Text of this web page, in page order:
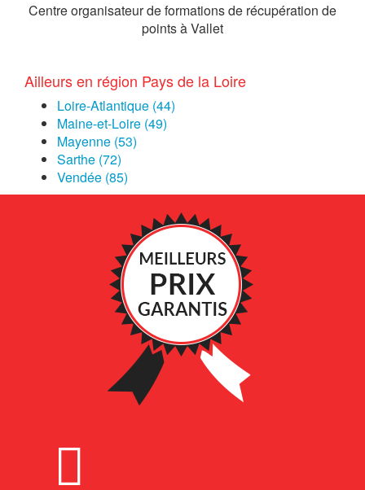
Centre organisateur de formations de récupération de
points à Vallet
Ailleurs en région Pays de la Loire
Loire-Atlantique (44)
Maine-et-Loire (49)
Mayenne (53)
Sarthe (72)
Vendée (85)